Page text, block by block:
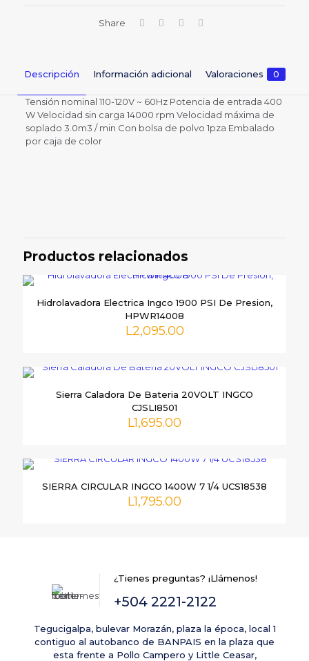
Share
Descripción Información adicional Valoraciones 0
Tensión nominal 110-120V ~ 60Hz Potencia de entrada 400
W Velocidad sin carga 14000 rpm Velocidad máxima de
soplado 3.0m3 / min Con bolsa de polvo 1pza Embalado
por caja de color
“SOPLADORA ASPIRADORA INGCO
400W AB4018 INGCO”
campos obligatorios están marcados con*
navegador para la próxima vez que comente.
Productos relacionados
Hidrolavadora Electrica Ingco 1900 PSI De Presion,
HPWR14008
L2,095.00
Sierra Caladora De Bateria 20VOLT INGCO
CJSLI8501
L1,695.00
SIERRA CIRCULAR INGCO 1400W 7 1/4 UCS18538
L1,795.00
¿Tienes preguntas? ¡Llámenos!
+504 2221-2122
Tegucigalpa, bulevar Morazán, plaza la época, local 1
contiguo al autobanco de BANPAIS en la plaza que
esta frente a Pollo Campero y Little Ceasar,